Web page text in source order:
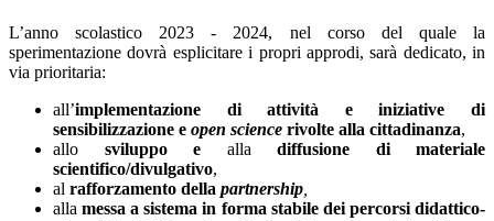
L’anno scolastico 2023 - 2024, nel corso del quale la
sperimentazione dovrà esplicitare i propri approdi, sarà dedicato, in
via prioritaria:
all’implementazione di attività e iniziative di
sensibilizzazione e open science rivolte alla cittadinanza,
allo sviluppo e alla diffusione di materiale
scientifico/divulgativo,
al rafforzamento della partnership
allamessa a sistema in forma stabile dei percorsi didattico-